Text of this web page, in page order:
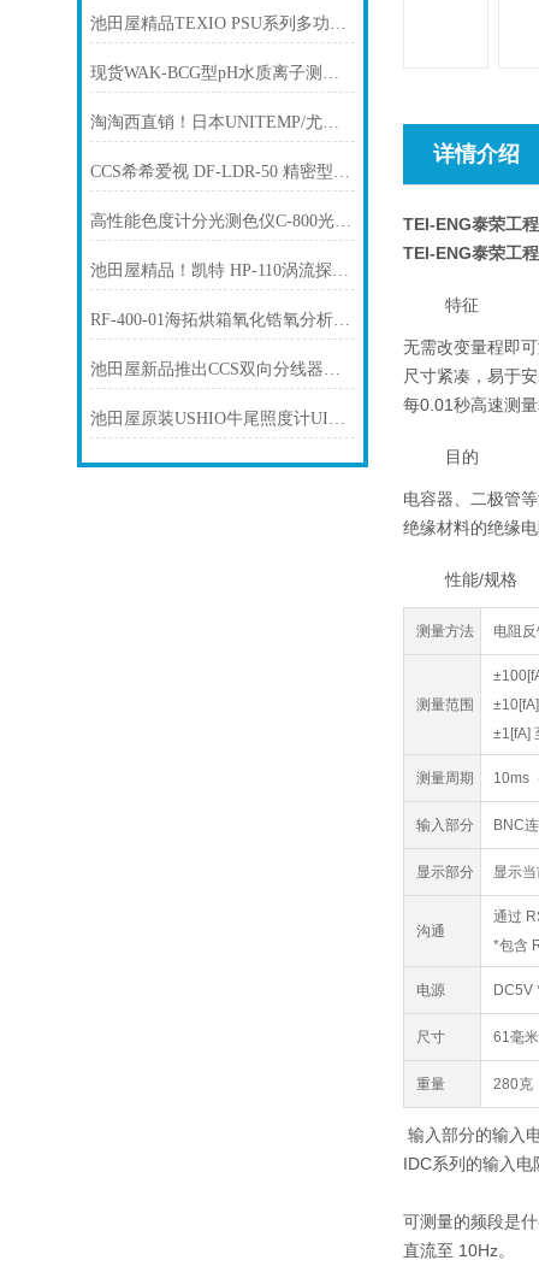
池田屋精品TEXIO PSU系列多功能开关直流稳压电源PSU 100-15 参数介绍
现货WAK-BCG型pH水质离子测试包 KYORITSURIKA/共立理化
淘淘西直销！日本UNITEMP/尤尼坦回流焊装置“RSS-160”
CCS希希爱视 DF-LDR-50 精密型扩散板
高性能色度计分光测色仪C-800光谱仪SEKONIC世光工业
池田屋精品！凯特 HP-110涡流探头 参数介绍
RF-400-01海拓烘箱氧化锆氧分析仪TORAY东丽
池田屋新品推出CCS双向分线器机器人电缆 FRCB-W-1
池田屋原装USHIO牛尾照度计UIT-250产品介绍技术参
详情介绍
TEI-ENG泰荣工
TEI-ENG泰荣工
特征
无需改变量程即
尺寸紧凑，易于
每0.01秒高速测
目的
电容器、二极管
绝缘材料的绝缘
性能/规格
测量方法 电阻
测量范围
±1[fA]
测量周期 10ms
输入部分 BNC
显示部分 显示
沟通
通过
*包含
电源 DC5V
尺寸 61毫
重量 280克
输入部分的输入
IDC系列的输入
可测量的频段是
直流至 10Hz。